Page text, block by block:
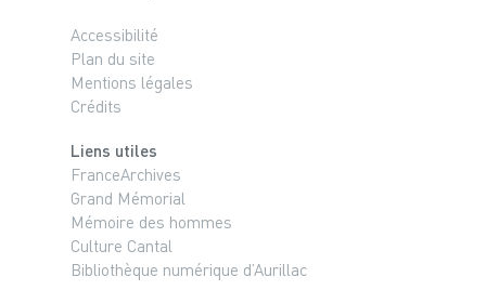
Accessibilité
Plan du site
Mentions légales
Crédits
Liens utiles
FranceArchives
Grand Mémorial
Mémoire des hommes
Culture Cantal
Bibliothèque numérique d’Aurillac